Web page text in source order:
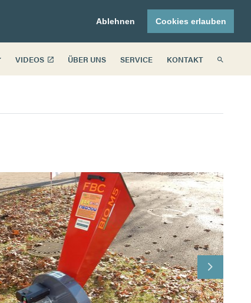
Ablehnen Cookies erlauben
VIDEOS ÜBER UNS SERVICE KONTAKT